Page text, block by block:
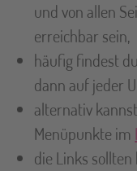
und von allen
erreichbar sein,
häufig findest
dann auf jeder
alternativ
Menüpunkte im
die Links